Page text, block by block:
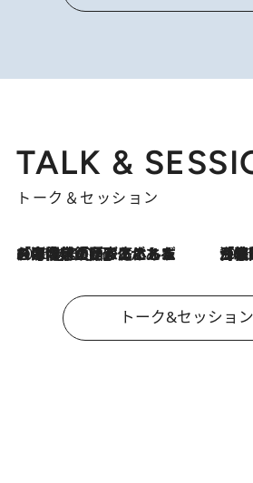
TALK &
トーク＆セッション
2026.8.3
「今後値上げがあるとすれば…」「リスクがあるのは今年の冬」エネルギー専門家が語る、ホルムズ海峡封鎖が家庭にもたらす“ある心配” 「住宅建てられない…」「サーチャージ料の
トーク&セッショ